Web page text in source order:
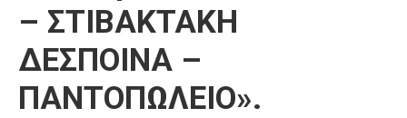
– ΣΤΙΒΑΚΤΑΚΗ
ΔΕΣΠΟΙΝΑ –
ΠΑΝΤΟΠΩΛΕΙΟ».